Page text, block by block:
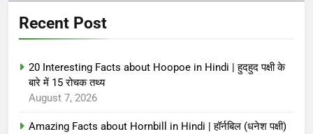
Recent Post
20 Interesting Facts about Hoopoe in Hindi | हुदहुद पक्षी के
बारे में 15 रोचक तथ्य
August 7, 2026
Amazing Facts about Hornbill in Hindi | हॉर्नबिल (धनेश पक्षी)